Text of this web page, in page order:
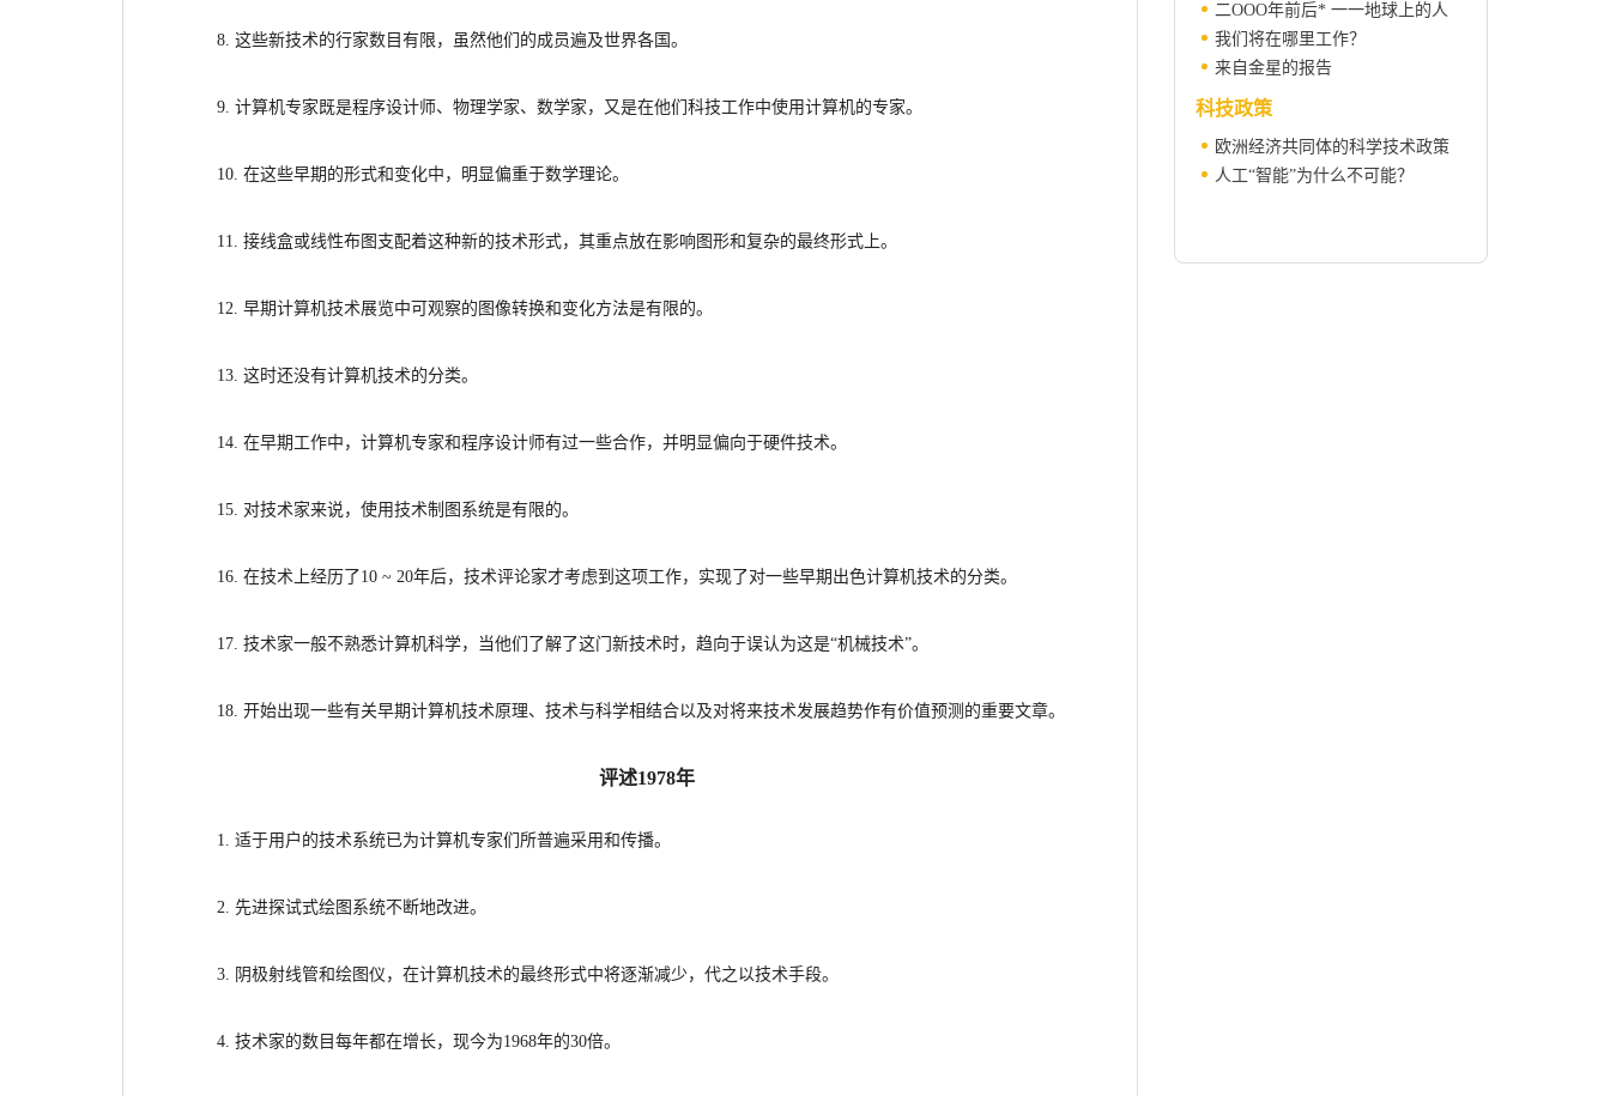
8. 这些新技术的行家数目有限，虽然他们的成员遍及世界各国。
9. 计算机专家既是程序设计师、物理学家、数学家， 又是在他们科技工作中使用计算机的专家。
10. 在这些早期的形式和变化中，明显偏重于数学理论。
11. 接线盒或线性布图支配着这种新的技术形式，其重点放在影响图形和复杂的最终形式上。
12. 早期计算机技术展览中可观察的图像转换和变化方法是有限的。
13. 这时还没有计算机技术的分类。
14. 在早期工作中，计算机专家和程序设计师有过一些合作，并明显偏向于硬件技术。
15. 对技术家来说， 使用技术制图系统是有限的。
16. 在技术上经历了10 ~ 20年后，技术评论家才考虑到这项工作，实现了对一些早期出色计算机技术的分类。
17. 技术家一般不熟悉计算机科学，当他们了解了这门新技术时， 趋向于误认为这是“机械技术”。
18. 开始出现一些有关早期计算机技术原理、 技术与科学相结合以及对将来技术发展趋势作有价值预测的重要文章。
评述1978年
1. 适于用户的技术系统已为计算机专家们所普遍采用和传播。
2. 先进探试式绘图系统不断地改进。
3. 阴极射线管和绘图仪，在计算机技术的最终形式中将逐渐减少，代之以技术手段。
4. 技术家的数目每年都在增长，现今为1968年的30倍。
二OOO年前后* 一一地球上的人
我们将在哪里工作？
来自金星的报告
科技政策
欧洲经济共同体的科学技术政策
人工“智能”为什么不可能？